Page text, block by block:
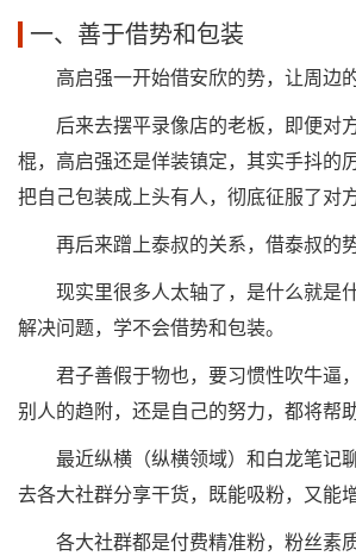
一、善于借势和包装
高启强一开始借安欣的势，让周边的
后来去摆平录像店的老板，即便对
棍，高启强还是佯装镇定，其实手抖的
把自己包装成上头有人，彻底征服了对方
再后来蹭上泰叔的关系，借泰叔的势
现实里很多人太轴了，是什么就是
解决问题，学不会借势和包装。
君子善假于物也，要习惯性吹牛逼
别人的趋附，还是自己的努力，都将帮
最近纵横（纵横领域）和白龙笔记
去各大社群分享干货，既能吸粉，又能
各大社群都是付费精准粉，粉丝素质